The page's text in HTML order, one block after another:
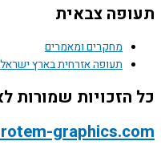
צבאית
מחקרים ומאמרים
תעופה אזרחית בארץ ישראל
שמורות
by rotem-